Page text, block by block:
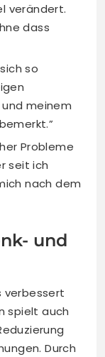
verändert.
dass
so
meinem
Probleme
seit ich
nach dem
und
verbessert
spielt auch
Durch